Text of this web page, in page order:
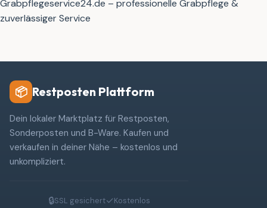
Grabpflegeservice24.de – professionelle Grabpflege &
zuverlässiger Service
📦 Restposten Plattform
Dein lokaler Marktplatz für Restposten,
Sonderposten und B-Ware. Kaufen und
verkaufen in deiner Nähe – kostenlos und
unkompliziert.
🔒SSL gesichert✓Kostenlos